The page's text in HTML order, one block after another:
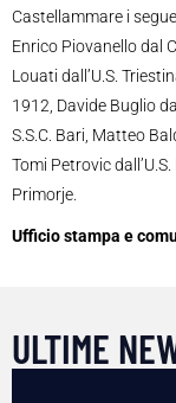
Castellammare i
Enrico Piovanello dal
Louati dall’U.S.
1912, Davide Buglio
S.S.C. Bari, Matteo
Tomi Petrovic
Primorje.
Ufficio stampa e
ULTIME